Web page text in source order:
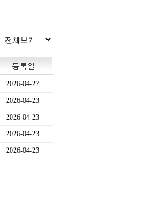
2026-04-27
2026-04-23
2026-04-23
2026-04-23
2026-04-23